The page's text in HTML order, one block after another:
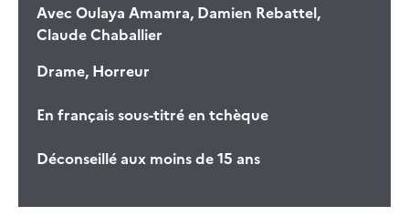
AvecOulaya Amamra, Damien Rebattel,
Claude Chaballier
Drame, Horreur
En français sous-titré en tchèque
Déconseillé aux moins de 15 ans